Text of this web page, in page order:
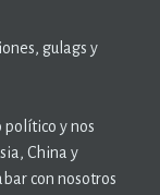
gulags y
político y nos
China y
con nosotros